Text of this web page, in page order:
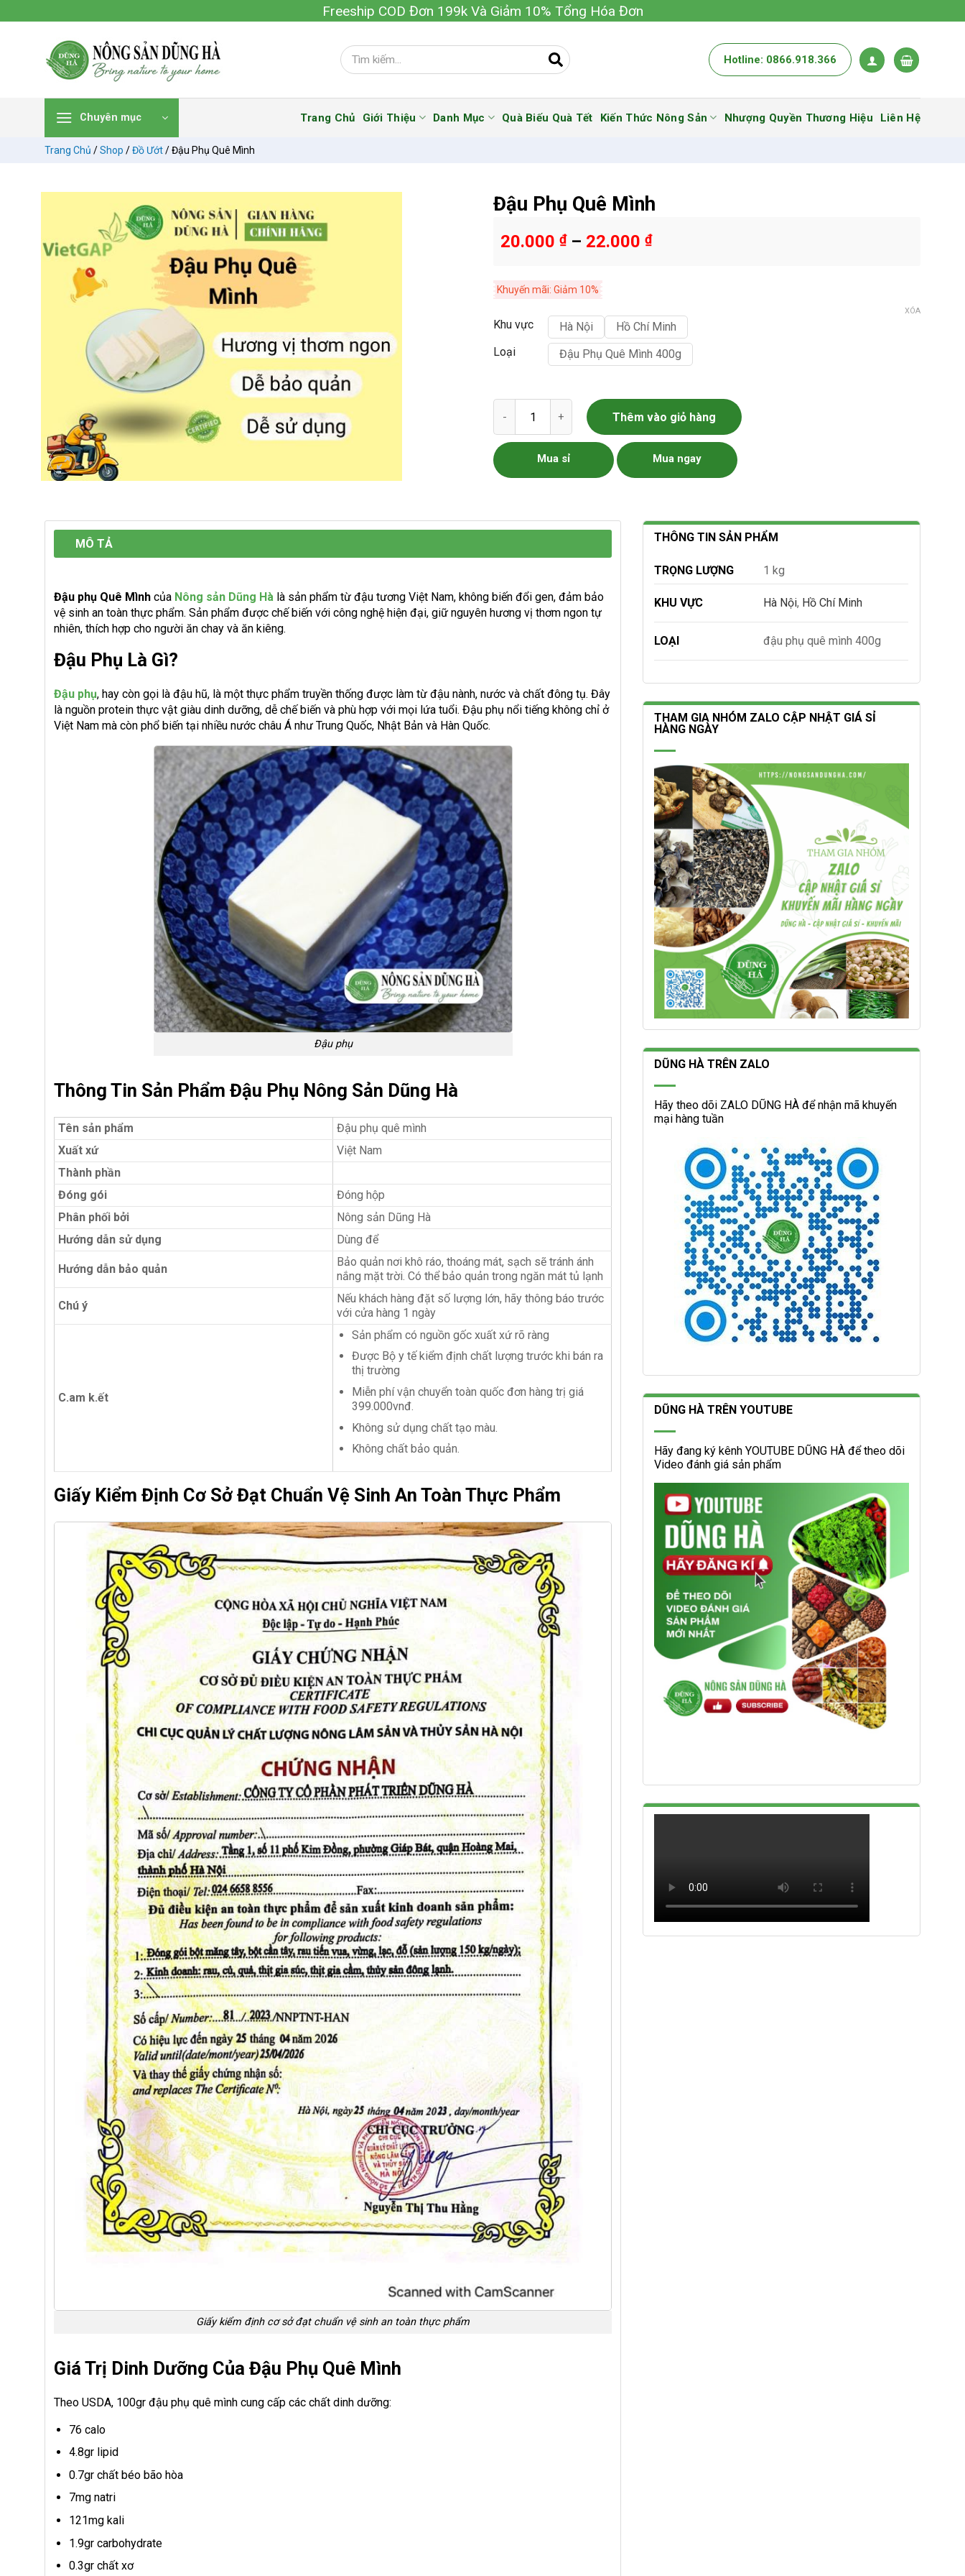
đến
Freeship COD Đơn 199k Và Giảm 10% Tổng Hóa Đơn
Hotline: 0866.918.366
Chuyên mục Trang Chủ Giới Thiệu Danh Mục Quà Biếu Quà Tết Kiến Thức Nông Sản Nhượng Quyền Thương Hiệu Liên Hệ
Trang Chủ /Shop /Đồ Ướt/Đậu Phụ Quê Mình
Đậu Phụ Quê Mình
20.000 ₫– 22.000 ₫
Khuyến mãi: Giảm 10%
Khu vực Hà Nội
Hồ Chí Minh
Loại
Đậu Phụ Quê Mình 400g
XÓA
Đậu Phụ Quê Mình số lượng
Thêm vào giỏ hàng
Mua sỉ Mua ngay
MÔ TẢ
Đậu phụ Quê Mình của Nông sản Dũng Hà là sản phẩm từ đậu tương Việt Nam, không biến đổi gen, đảm bảo
vệ sinh an toàn thực phẩm. Sản phẩm được chế biến với công nghệ hiện đại, giữ nguyên hương vị thơm ngon tự
nhiên, thích hợp cho người ăn chay và ăn kiêng.
Đậu Phụ Là Gì?
Đậu phụ, hay còn gọi là đậu hũ, là một thực phẩm truyền thống được làm từ đậu nành, nước và chất đông tụ. Đây
là nguồn protein thực vật giàu dinh dưỡng, dễ chế biến và phù hợp với mọi lứa tuổi. Đậu phụ nổi tiếng không chỉ ở
Việt Nam mà còn phổ biến tại nhiều nước châu Á như Trung Quốc, Nhật Bản và Hàn Quốc.
Đậu phụ
Thông Tin Sản Phẩm Đậu Phụ Nông Sản Dũng Hà
Tên sản phẩm
Đậu phụ quê mình
Xuất xứ
Việt Nam
Thành phần
Đóng gói
Đóng hộp
Phân phối bởi
Nông sản Dũng Hà
Hướng dẫn sử dụng
Dùng để
Hướng dẫn bảo quản
Bảo quản nơi khô ráo, thoáng mát, sạch sẽ tránh ánh
nắng mặt trời. Có thể bảo quản trong ngăn mát tủ lạnh
Chú ý
Nếu khách hàng đặt số lượng lớn, hãy thông báo trước
với cửa hàng 1 ngày
C.am k.ết
Sản phẩm có nguồn gốc xuất xứ rõ ràng
Được Bộ y tế kiểm định chất lượng trước khi bán ra
thị trường
Miễn phí vận chuyển toàn quốc đơn hàng trị giá
399.000vnđ.
Không sử dụng chất tạo màu.
Không chất bảo quản.
Giấy Kiểm Định Cơ Sở Đạt Chuẩn Vệ Sinh An Toàn Thực Phẩm
Giấy kiểm định cơ sở đạt chuẩn vệ sinh an toàn thực phẩm
Giá Trị Dinh Dưỡng Của Đậu Phụ Quê Mình
Theo USDA, 100gr đậu phụ quê mình cung cấp các chất dinh dưỡng:
76 calo
4.8gr lipid
0.7gr chất béo bão hòa
7mg natri
121mg kali
1.9gr carbohydrate
0.3gr chất xơ
THÔNG TIN SẢN PHẨM
TRỌNG LƯỢNG 1 kg
KHU VỰC Hà Nội, Hồ Chí Minh
LOẠI đậu phụ quê mình 400g
THAM GIA NHÓM ZALO CẬP NHẬT GIÁ SỈ
HÀNG NGÀY
DŨNG HÀ TRÊN ZALO
Hãy theo dõi ZALO DŨNG HÀ để nhận mã khuyến
mại hàng tuần
DŨNG HÀ TRÊN YOUTUBE
Hãy đang ký kênh YOUTUBE DŨNG HÀ để theo dõi
Video đánh giá sản phẩm